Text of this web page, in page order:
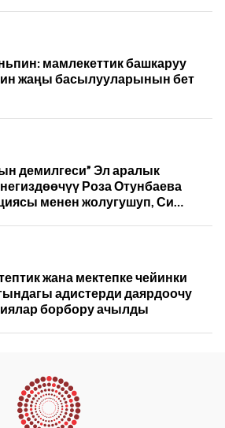
мамлекеттик башкаруу
жаңы басылууларынын бет
демилгеси” Эл аралык
Роза Отунбаева
менен жолугушуп, Си
жана мектепке чейинки
адистерди даярдоочу
борбору ачылды